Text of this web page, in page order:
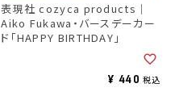
表現社 cozyca products｜
Aiko Fukawa・バースデーカー
ド「HAPPY BIRTHDAY」
¥ 440 税込